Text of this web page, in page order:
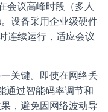
会议高峰时段（多人
设备采用企业级硬件
连续运行，适应会议
关键。即使在网络丢
通过智能码率调节和
，避免因网络波动导